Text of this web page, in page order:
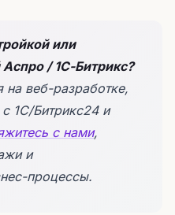
или
/ 1С-Битрикс?
веб-разработке,
1С/Битрикс24 и
с нами,
и
процессы.